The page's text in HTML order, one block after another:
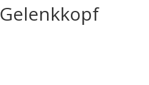
Gelenkkopf